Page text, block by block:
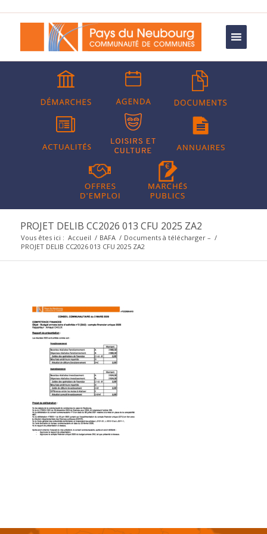
PROJET DELIB CC2026 013 CFU 2025 ZA2
Vous êtes ici : Accueil / BAFA / Documents à télécharger – /
PROJET DELIB CC2026 013 CFU 2025 ZA2